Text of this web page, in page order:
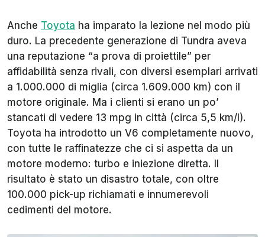
Anche Toyota ha imparato la lezione nel modo più
duro. La precedente generazione di Tundra aveva
una reputazione “a prova di proiettile” per
affidabilità senza rivali, con diversi esemplari arrivati
a 1.000.000 di miglia (circa 1.609.000 km) con il
motore originale. Ma i clienti si erano un po’
stancati di vedere 13 mpg in città (circa 5,5 km/l).
Toyota ha introdotto un V6 completamente nuovo,
con tutte le raffinatezze che ci si aspetta da un
motore moderno: turbo e iniezione diretta. Il
risultato è stato un disastro totale, con oltre
100.000 pick-up richiamati e innumerevoli
cedimenti del motore.